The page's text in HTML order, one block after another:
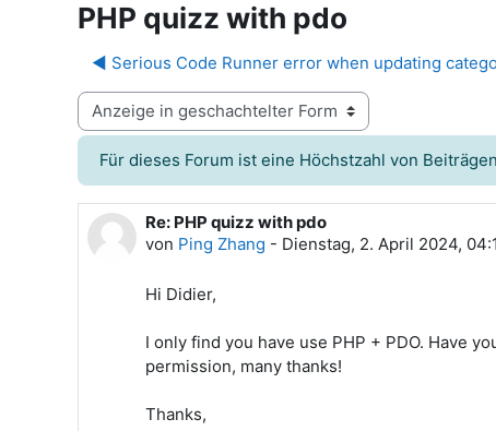
PHP quizz with pdo
◀︎ Serious Code Runner error when updating
Anzeigemodus
Für dieses Forum ist eine Höchstzahl von
Re: PHP quizz with pdo
von Ping Zhang - Dienstag, 2. April 2024,
Anzahl Antworten: 0
Hi Didier,
I only find you have use PHP + PDO. Have
permission, many thanks!
Thanks,